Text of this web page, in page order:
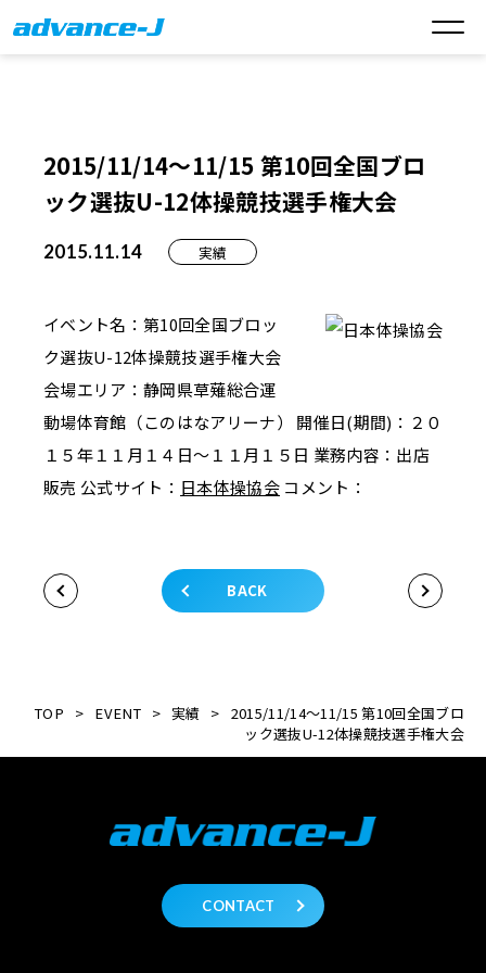
2015/11/14～11/15 第10回全国ブロ
ック選抜U-12体操競技選手権大会
2015.11.14 実績
イベント名：第10回全国ブロッ
ク選抜U-12体操競技選手権大会
会場エリア：静岡県草薙総合運
動場体育館（このはなアリーナ） 開催日(期間)：２０
１５年１１月１４日～１１月１５日 業務内容：出店
販売 公式サイト： 日本体操協会 コメント：
BACK
TOP > EVENT > 実績 > 2015/11/14～11/15 第10回全国ブロ
ック選抜U-12体操競技選手権大会
CONTACT